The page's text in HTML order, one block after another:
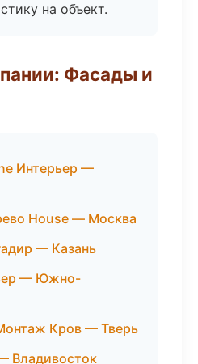
на объект.
Фасады и
Интерьер —
House — Москва
— Казань
— Южно-
Кров — Тверь
Владивосток